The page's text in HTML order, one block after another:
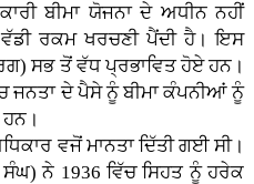
ਬੀਮਾ ਯੋਜਨਾ ਦੇ ਅਧੀਨ ਨਹੀਂ
ਰਕਮ ਖਰਚਣੀ ਪੈਂਦੀ ਹੈ। ਇਸ
ਸਭ ਤੋਂ ਵੱਧ ਪ੍ਰਭਾਵਿਤ ਹੋਏ ਹਨ।
ਜਨਤਾ ਦੇ ਪੈਸੇ ਨੂੰ ਬੀਮਾ ਕੰਪਨੀਆਂ ਨੂੰ
ਵਜੋਂ ਮਾਨਤਾ ਦਿੱਤੀ ਗਈ ਸੀ।
ਨੇ 1936 ਵਿੱਚ ਸਿਹਤ ਨੂੰ ਹਰੇਕ